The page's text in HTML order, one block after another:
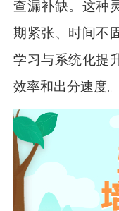
查漏补缺。这种
期紧张、时间不
学习与系统化提
效率和出分速度。